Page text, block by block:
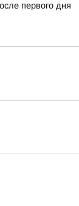
первого дня